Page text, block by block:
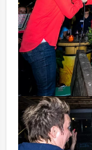
Bezorgkosten
Urk € 100,- excl.